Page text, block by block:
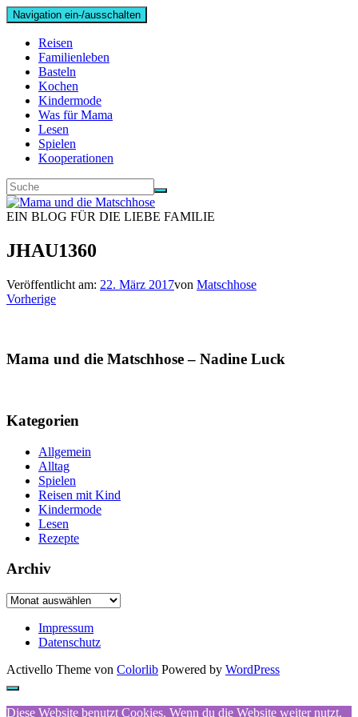
Navigation ein-/ausschalten
Reisen
Familienleben
Basteln
Kochen
Kindermode
Was für Mama
Lesen
Spielen
Kooperationen
EIN BLOG FÜR DIE LIEBE FAMILIE
JHAU1360
Veröffentlicht am: 22. März 2017von Matschhose
Vorherige
Mama und die Matschhose – Nadine Luck
Kategorien
Allgemein
Alltag
Spielen
Reisen mit Kind
Kindermode
Lesen
Rezepte
Archiv
Archiv
Impressum
Datenschutz
Activello Theme von Colorlib Powered by WordPress
Diese Website benutzt Cookies. Wenn du die Website weiter nutzt,